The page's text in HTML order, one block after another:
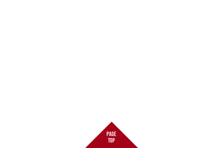
page
top